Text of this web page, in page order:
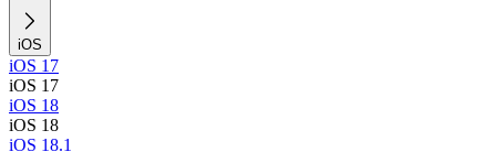
iOS
iOS 17
iOS 17
iOS 18
iOS 18
iOS 18.1